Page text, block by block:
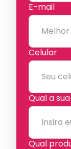
E-mail
Celular
Qual a
Qual